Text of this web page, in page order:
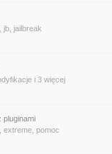
jb jailbreak
i 3 więcej
pluginami
,extreme ,pomoc